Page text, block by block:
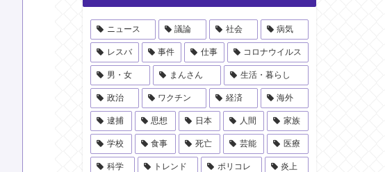
ニュース 議論 社会 病気
レスバ 事件 仕事 コロナウイルス
男・女 まんさん 生活・暮らし
政治 ワクチン 経済 海外
逮捕 思想 日本 人間 家族
学校 食事 死亡 芸能 医療
科学 トレンド ポリコレ 炎上